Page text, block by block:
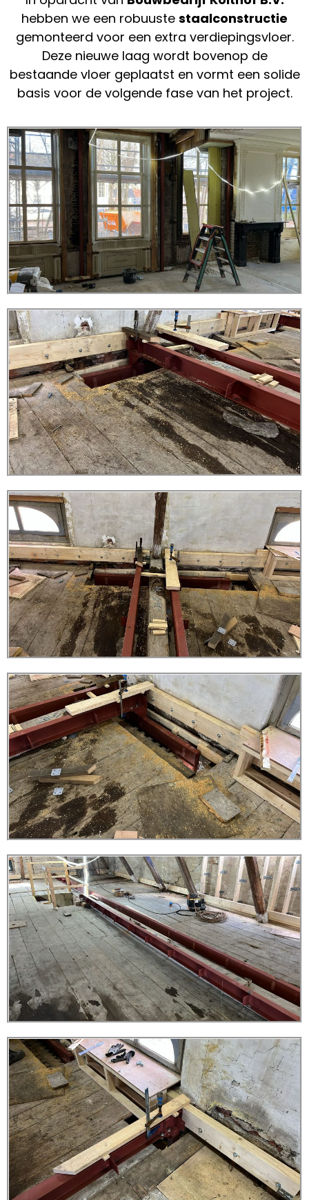
hebben we een robuuste staalconstructie
gemonteerd voor een extra verdiepingsvloer.
Deze nieuwe laag wordt bovenop de
bestaande vloer geplaatst en vormt een solide
basis voor de volgende fase van het project.